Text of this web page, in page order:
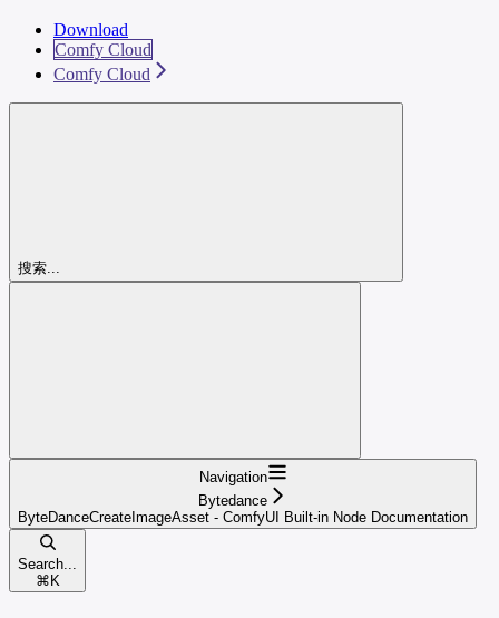
Download
Comfy Cloud
Comfy Cloud
搜索...
Navigation
Bytedance
ByteDanceCreateImageAsset - ComfyUI Built-in Node Documentation
Search...
⌘ K